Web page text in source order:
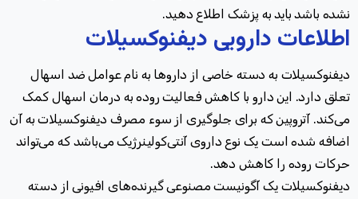
نشده باشد باید به پزشک اطلاع دهید.
اطلاعات دارویی دیفنوکسیلات
دیفنوکسیلات به دسته خاصی از داروها به نام عوامل ضد اسهال
تعلق دارد. این دارو با کاهش فعالیت روده به درمان اسهال کمک
می‌کند. آتروپین که برای جلوگیری از سوء مصرف دیفنوکسیلات به آن
اضافه شده است یک نوع داروی آنتی‌کولینرژیک می‌باشد که می‌تواند
حرکات روده را کاهش دهد.
دیفنوکسیلات یک آگونیست مصنوعی گیرنده‌های افیونی از دسته